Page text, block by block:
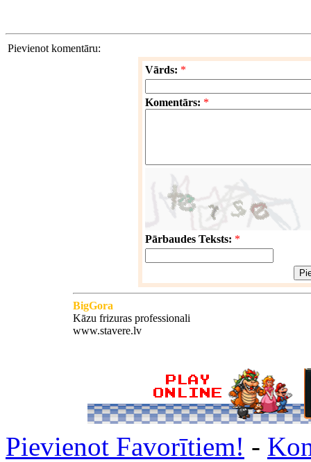
Pievienot komentāru:
Vārds: *
Komentārs: *
Pārbaudes Teksts: *
BigGora
Kāzu frizuras professionali
www.stavere.lv
Pievienot Favorītiem! -